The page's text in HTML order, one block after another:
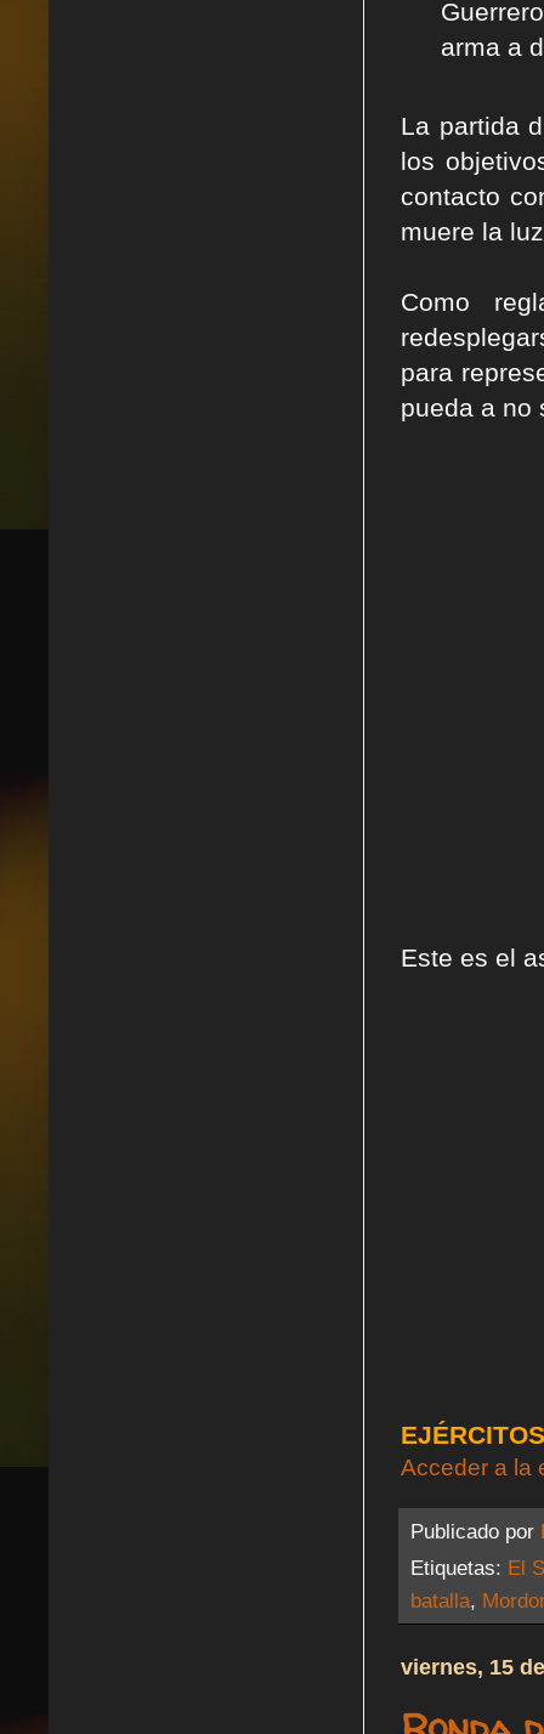
arma a
La partida
los
contacto
muere la
Como
para
pueda a no
Este es el
EJÉRCITOS
Acceder a la
Publicado por
Etiquetas: El
batalla,
viernes, 15